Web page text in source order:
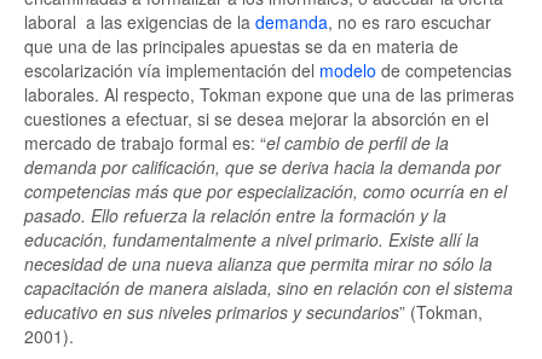
laboral a las exigencias de la demanda, no es raro escuchar
que una de las principales apuestas se da en materia de
escolarización vía implementación del modelo de competencias
laborales. Al respecto, Tokman expone que una de las primeras
cuestiones a efectuar, si se desea mejorar la absorción en el
mercado de trabajo formal es: “el cambio de perfil de la
demanda por calificación, que se deriva hacia la demanda por
competencias más que por especialización, como ocurría en el
pasado. Ello refuerza la relación entre la formación y la
educación, fundamentalmente a nivel primario. Existe allí la
necesidad de una nueva alianza que permita mirar no sólo la
capacitación de manera aislada, sino en relación con el sistema
educativo en sus niveles primarios y secundarios” (Tokman,
2001).